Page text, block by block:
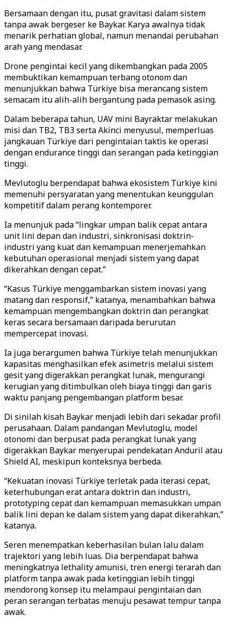
Bersamaan dengan itu, pusat gravitasi dalam sistem
tanpa awak bergeser ke Baykar. Karya awalnya tidak
menarik perhatian global, namun menandai perubahan
arah yang mendasar.
Drone pengintai kecil yang dikembangkan pada 2005
membuktikan kemampuan terbang otonom dan
menunjukkan bahwa Türkiye bisa merancang sistem
semacam itu alih-alih bergantung pada pemasok asing.
Dalam beberapa tahun, UAV mini Bayraktar melakukan
misi dan TB2, TB3 serta Akinci menyusul, memperluas
jangkauan Türkiye dari pengintaian taktis ke operasi
dengan endurance tinggi dan serangan pada ketinggian
tinggi.
Mevlutoglu berpendapat bahwa ekosistem Türkiye kini
memenuhi persyaratan yang menentukan keunggulan
kompetitif dalam perang kontemporer.
Ia menunjuk pada “lingkar umpan balik cepat antara
unit lini depan dan industri, sinkronisasi doktrin-
industri yang kuat dan kemampuan menerjemahkan
kebutuhan operasional menjadi sistem yang dapat
dikerahkan dengan cepat.”
“Kasus Türkiye menggambarkan sistem inovasi yang
matang dan responsif,” katanya, menambahkan bahwa
kemampuan mengembangkan doktrin dan perangkat
keras secara bersamaan daripada berurutan
mempercepat inovasi.
Ia juga berargumen bahwa Türkiye telah menunjukkan
kapasitas menghasilkan efek asimetris melalui sistem
gesit yang digerakkan perangkat lunak, mengurangi
kerugian yang ditimbulkan oleh biaya tinggi dan garis
waktu panjang pengembangan platform besar.
Di sinilah kisah Baykar menjadi lebih dari sekadar profil
perusahaan. Dalam pandangan Mevlutoglu, model
otonomi dan berpusat pada perangkat lunak yang
digerakkan Baykar menyerupai pendekatan Anduril atau
Shield AI, meskipun konteksnya berbeda.
“Kekuatan inovasi Türkiye terletak pada iterasi cepat,
keterhubungan erat antara doktrin dan industri,
prototyping cepat dan kemampuan memasukkan umpan
balik lini depan ke dalam sistem yang dapat dikerahkan,”
katanya.
Seren menempatkan keberhasilan bulan lalu dalam
trajektori yang lebih luas. Dia berpendapat bahwa
meningkatnya lethality amunisi, tren energi terarah dan
platform tanpa awak pada ketinggian lebih tinggi
mendorong konsep itu melampaui pengintaian dan
peran serangan terbatas menuju pesawat tempur tanpa
awak.